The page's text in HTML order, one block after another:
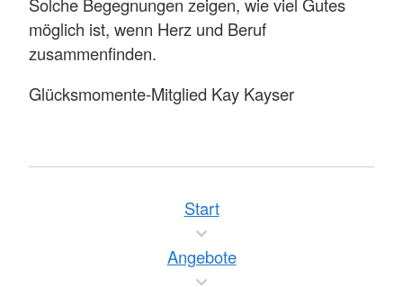
möglich ist, wenn Herz und Beruf
zusammenfinden.
Glücksmomente-Mitglied Kay Kayser
Start
Angebote